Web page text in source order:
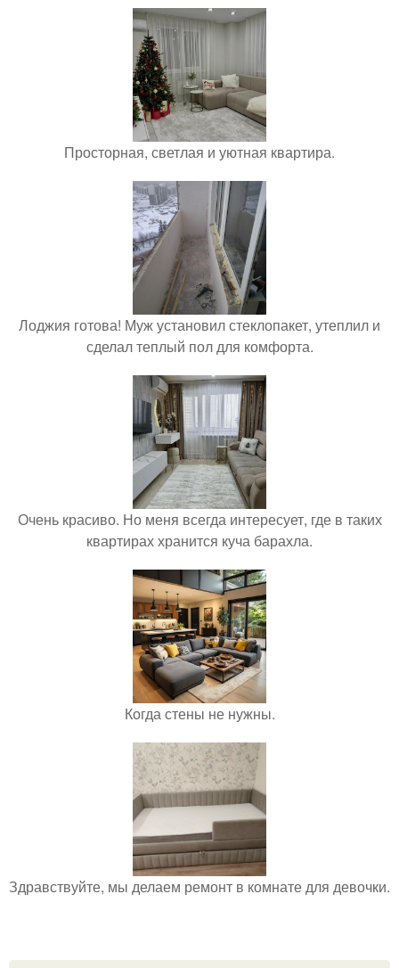
Просторная, светлая и уютная квартира.
Лоджия готова! Муж установил стеклопакет, утеплил и
сделал теплый пол для комфорта.
Очень красиво. Но меня всегда интересует, где в таких
квартирах хранится куча барахла.
Когда стены не нужны.
Здравствуйте, мы делаем ремонт в комнате для девочки.